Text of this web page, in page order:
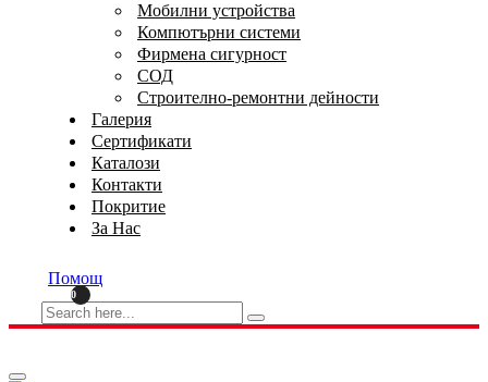
Мобилни устройства
Компютърни системи
Фирмена сигурност
СОД
Строително-ремонтни дейности
Галерия
Сертификати
Каталози
Контакти
Покритие
За Нас
0
Помощ